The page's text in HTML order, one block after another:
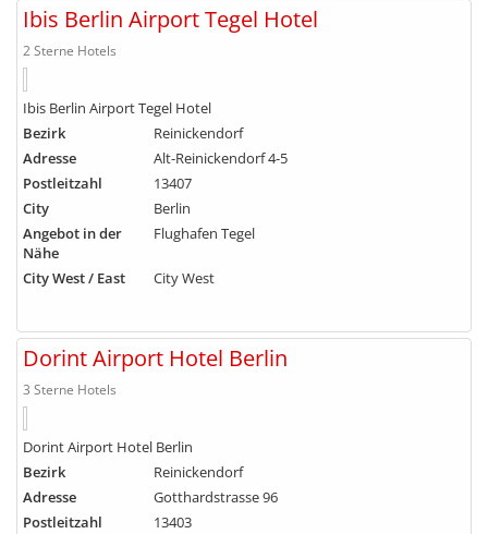
Ibis Berlin Airport Tegel Hotel
2 Sterne Hotels
Ibis Berlin Airport Tegel Hotel
Bezirk
Reinickendorf
Adresse
Alt-Reinickendorf 4-5
Postleitzahl
13407
City
Berlin
Angebot in der
Nähe
Flughafen Tegel
City West / East City West
Dorint Airport Hotel Berlin
3 Sterne Hotels
Dorint Airport Hotel Berlin
Bezirk
Reinickendorf
Adresse
Gotthardstrasse 96
Postleitzahl
13403